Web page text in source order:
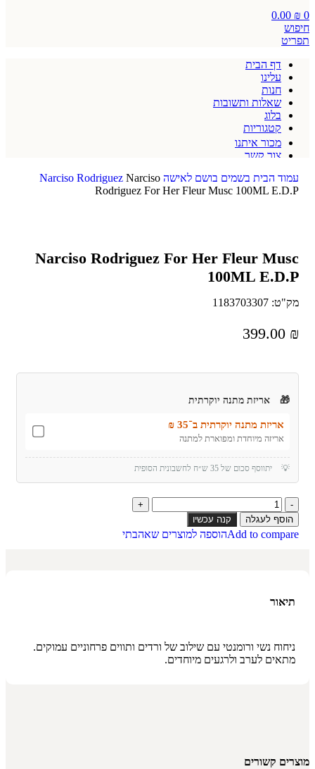
0
0.00 ₪
חיפוש
תפריט
דף הבית
עלינו
חנות
שאלות ותשובות
בלוג
קטגוריות
מכור איתנו
צור קשר
עמוד הבית בשמים בושם לאישה Narciso Rodriguez Narciso
Rodriguez For Her Fleur Musc 100ML E.D.P
Narciso Rodriguez For Her Fleur Musc
100ML E.D.P
מק"ט: 1183703307
399.00 ₪
🎁 אריזת מתנה יוקרתית
אריזת מתנה יוקרתית ב־35 ₪
אריזה מיוחדת ומפוארת למתנה
💡 יתווסף סכום של 35 ש״ח לחשבונית הסופית
הוסף לעגלה קנה עכשיו
Add to compareהוספה למוצרים שאהבתי
תיאור
ניחוח נשי ורומנטי עם שילוב של ורדים ותווים פרחוניים עמוקים.
מתאים לערב ולרגעים מיוחדים.
מוצרים קשורים